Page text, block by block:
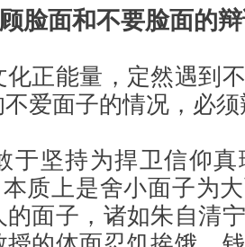
脸面和不要脸面的
正能量，定然遇到
爱面子的情况，必
于坚持为捍卫信仰
质上是舍小面子为
面子，诸如朱自清